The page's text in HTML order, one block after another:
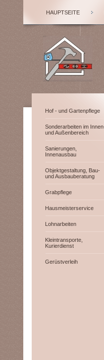
HAUPTSEITE
Hof - und Gartenpflege
Sonderarbeiten im
und Außenbereich
Sanierungen,
Innenausbau
Objektgestaltung, Bau-
und Ausbauberatung
Grabpflege
Hausmeisterservice
Lohnarbeiten
Kleintransporte,
Kurierdienst
Gerüstverleih